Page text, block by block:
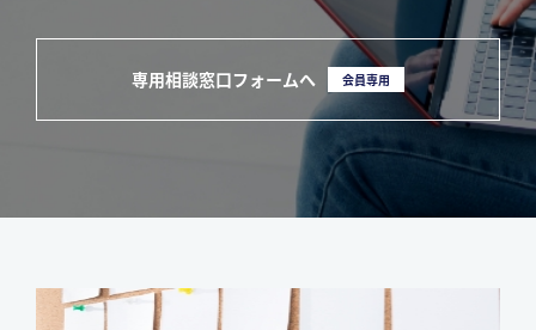
専用相談窓口フォームへ 会員専用